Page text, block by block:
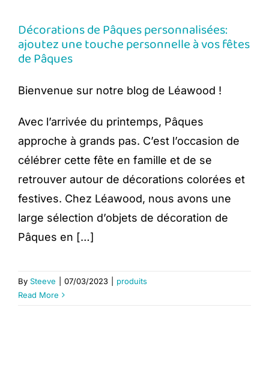
Décorations de Pâques personnalisées:
ajoutez une touche personnelle à vos fêtes
de Pâques
Bienvenue sur notre blog de Léawood !
Avec l’arrivée du printemps, Pâques
approche à grands pas. C’est l’occasion de
célébrer cette fête en famille et de se
retrouver autour de décorations colorées et
festives. Chez Léawood, nous avons une
large sélection d’objets de décoration de
Pâques en […]
By Steeve 07/03/2023
produits
Read More